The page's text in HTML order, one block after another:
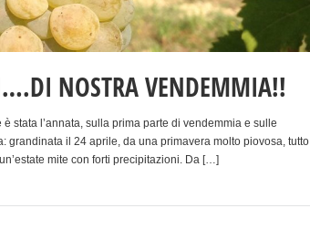
NOSTRA VENDEMMIA!!
stata l’annata, sulla prima parte di vendemmia e sulle
grandinata il 24 aprile, da una primavera molto piovosa, tutto
mite con forti precipitazioni. Da […]